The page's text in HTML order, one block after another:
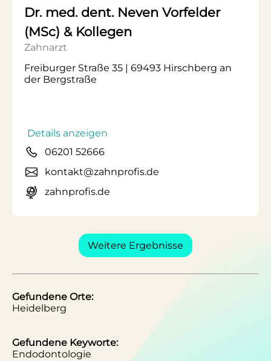
Dr. med. dent. Neven Vorfelder
(MSc) & Kollegen
Zahnarzt
Freiburger Straße 35 | 69493 Hirschberg an
der Bergstraße
Details anzeigen
06201 52666
kontakt@zahnprofis.de
zahnprofis.de
Weitere Ergebnisse
Gefundene Orte:
Heidelberg
Gefundene Keyworte:
Endodontologie